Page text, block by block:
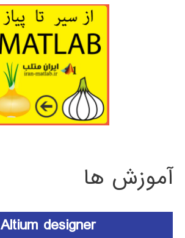
آموزش ها
Altium designer